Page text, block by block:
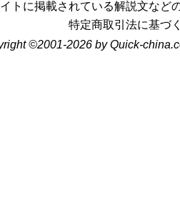
トに掲載されている解説文など
特定商取引法に基づ
©2001-2026 by Quick-